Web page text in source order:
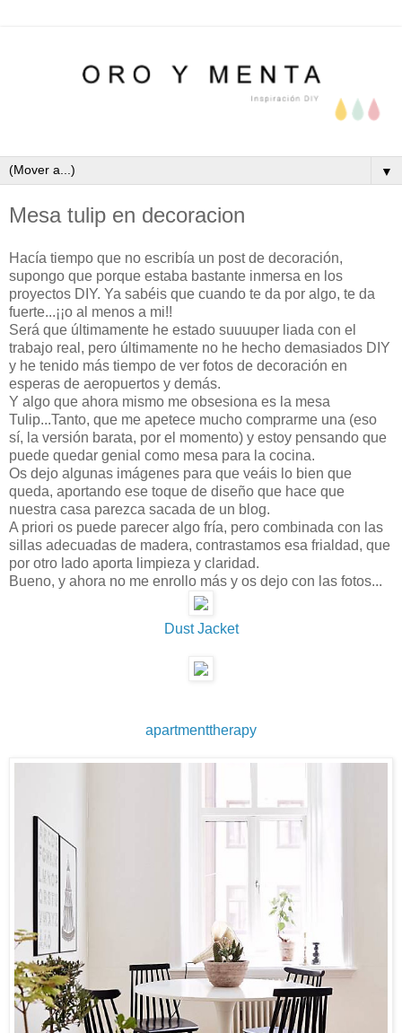
▼
Mesa tulip en decoracion
Hacía tiempo que no escribía un post de decoración,
supongo que porque estaba bastante inmersa en los
proyectos DIY. Ya sabéis que cuando te da por algo, te da
fuerte...¡¡o al menos a mi!!
Será que últimamente he estado suuuuper liada con el
trabajo real, pero últimamente no he hecho demasiados DIY
y he tenido más tiempo de ver fotos de decoración en
esperas de aeropuertos y demás.
Y algo que ahora mismo me obsesiona es la mesa
Tulip...Tanto, que me apetece mucho comprarme una (eso
sí, la versión barata, por el momento) y estoy pensando que
puede quedar genial como mesa para la cocina.
Os dejo algunas imágenes para que veáis lo bien que
queda, aportando ese toque de diseño que hace que
nuestra casa parezca sacada de un blog.
A priori os puede parecer algo fría, pero combinada con las
sillas adecuadas de madera, contrastamos esa frialdad, que
por otro lado aporta limpieza y claridad.
Bueno, y ahora no me enrollo más y os dejo con las fotos...
Dust Jacket
apartmenttherapy